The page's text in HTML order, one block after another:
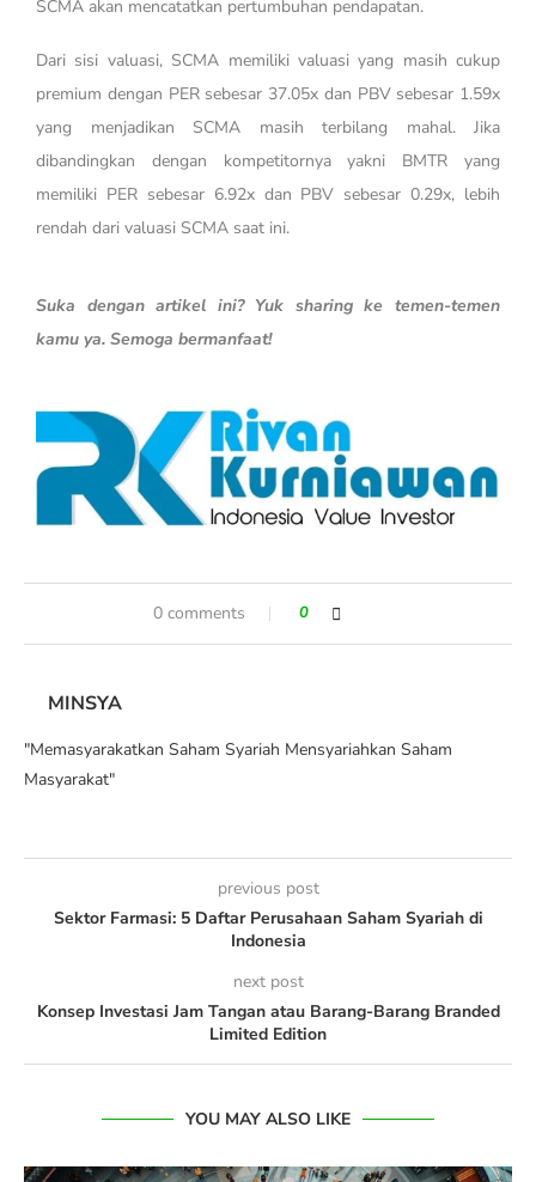
SCMA akan mencatatkan pertumbuhan pendapatan.
Dari sisi valuasi, SCMA memiliki valuasi yang masih cukup
premium dengan PER sebesar 37.05x dan PBV sebesar 1.59x
yang menjadikan SCMA masih terbilang mahal. Jika
dibandingkan dengan kompetitornya yakni BMTR yang
memiliki PER sebesar 6.92x dan PBV sebesar 0.29x, lebih
rendah dari valuasi SCMA saat ini.
Suka dengan artikel ini? Yuk sharing ke temen-temen
kamu ya. Semoga bermanfaat!
0 comments 0
MINSYA
"Memasyarakatkan Saham Syariah Mensyariahkan Saham
Masyarakat"
previous post
Sektor Farmasi: 5 Daftar Perusahaan Saham Syariah di
Indonesia
next post
Konsep Investasi Jam Tangan atau Barang-Barang Branded
Limited Edition
YOU MAY ALSO LIKE